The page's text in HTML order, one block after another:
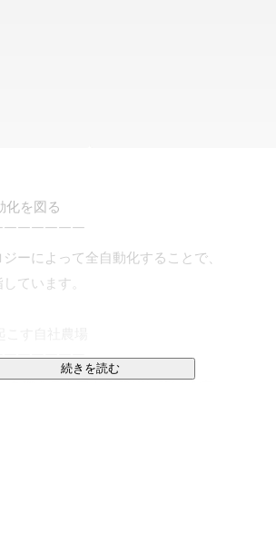
化を図る
￣￣￣￣￣
ーによって全自動化することで、
ています。
￣￣￣￣￣￣
有機ミニトマトを育成しています。
続きを読む